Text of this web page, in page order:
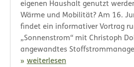
eigenen Haushalt genutzt
Wärme und Mobilität? Am 16.
findet ein informativer Vortrag
„Sonnenstrom“ mit Christoph
angewandtes
weiterlesen